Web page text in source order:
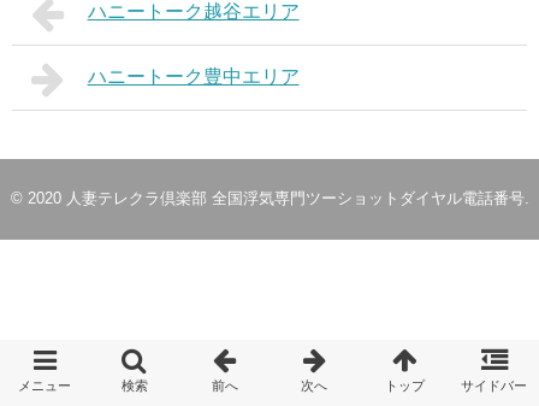
ハニートーク越谷エリア
ハニートーク豊中エリア
© 2020 人妻テレクラ倶楽部 全国浮気専門ツーショットダイヤル電話番号.